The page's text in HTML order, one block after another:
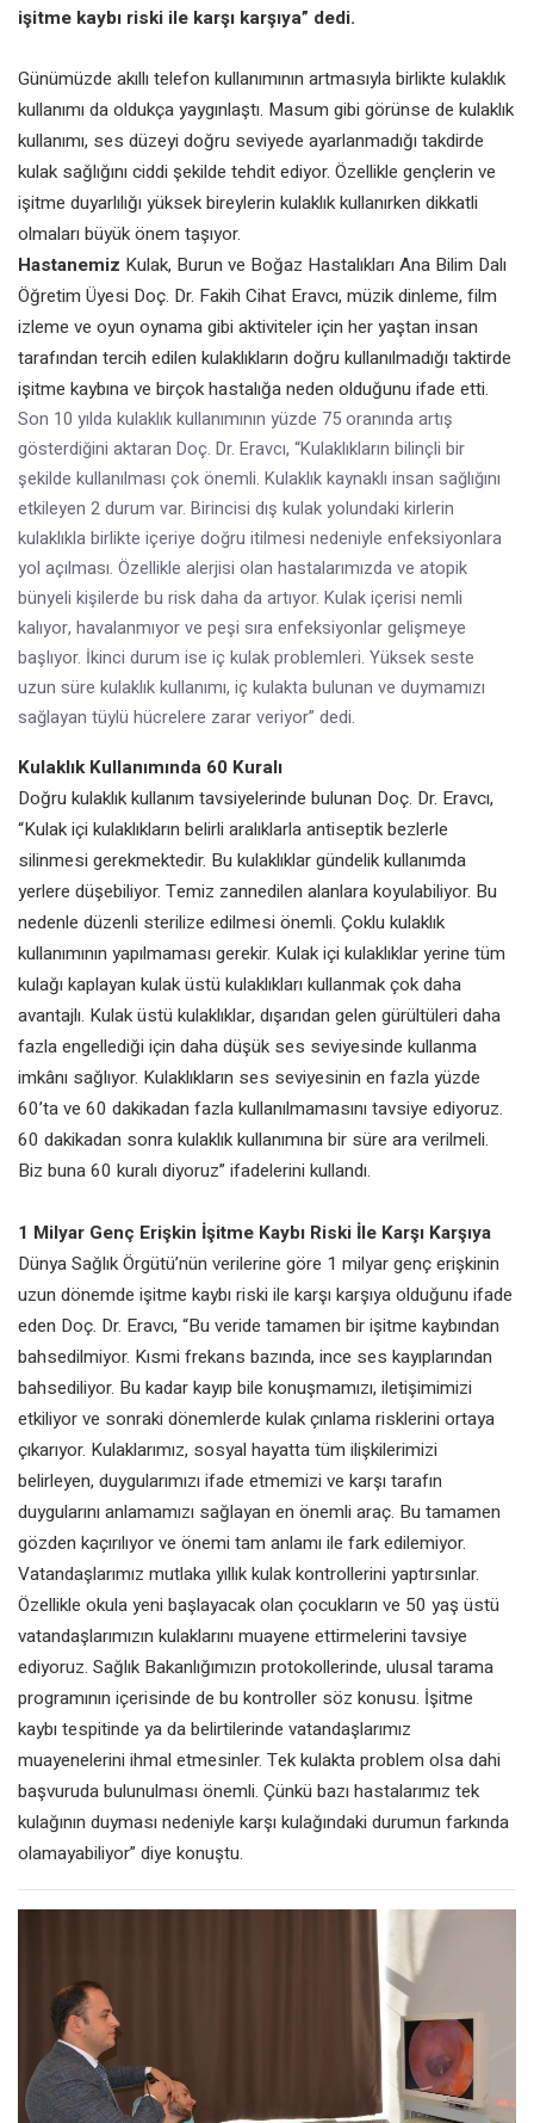
işitme kaybı riski ile karşı karşıya” dedi.
Günümüzde akıllı telefon kullanımının artmasıyla birlikte kulaklık
kullanımı da oldukça yaygınlaştı. Masum gibi görünse de kulaklık
kullanımı, ses düzeyi doğru seviyede ayarlanmadığı takdirde
kulak sağlığını ciddi şekilde tehdit ediyor. Özellikle gençlerin ve
işitme duyarlılığı yüksek bireylerin kulaklık kullanırken dikkatli
olmaları büyük önem taşıyor.
Hastanemiz Kulak, Burun ve Boğaz Hastalıkları Ana Bilim Dalı
Öğretim Üyesi Doç. Dr. Fakih Cihat Eravcı, müzik dinleme, film
izleme ve oyun oynama gibi aktiviteler için her yaştan insan
tarafından tercih edilen kulaklıkların doğru kullanılmadığı taktirde
işitme kaybına ve birçok hastalığa neden olduğunu ifade etti.
Son 10 yılda kulaklık kullanımının yüzde 75 oranında artış
gösterdiğini aktaran Doç. Dr. Eravcı, “Kulaklıkların bilinçli bir
şekilde kullanılması çok önemli. Kulaklık kaynaklı insan sağlığını
etkileyen 2 durum var. Birincisi dış kulak yolundaki kirlerin
kulaklıkla birlikte içeriye doğru itilmesi nedeniyle enfeksiyonlara
yol açılması. Özellikle alerjisi olan hastalarımızda ve atopik
bünyeli kişilerde bu risk daha da artıyor. Kulak içerisi nemli
kalıyor, havalanmıyor ve peşi sıra enfeksiyonlar gelişmeye
başlıyor. İkinci durum ise iç kulak problemleri. Yüksek seste
uzun süre kulaklık kullanımı, iç kulakta bulunan ve duymamızı
sağlayan tüylü hücrelere zarar veriyor” dedi.
Kulaklık Kullanımında 60 Kuralı
Doğru kulaklık kullanım tavsiyelerinde bulunan Doç. Dr. Eravcı,
“Kulak içi kulaklıkların belirli aralıklarla antiseptik bezlerle
silinmesi gerekmektedir. Bu kulaklıklar gündelik kullanımda
yerlere düşebiliyor. Temiz zannedilen alanlara koyulabiliyor. Bu
nedenle düzenli sterilize edilmesi önemli. Çoklu kulaklık
kullanımının yapılmaması gerekir. Kulak içi kulaklıklar yerine tüm
kulağı kaplayan kulak üstü kulaklıkları kullanmak çok daha
avantajlı. Kulak üstü kulaklıklar, dışarıdan gelen gürültüleri daha
fazla engellediği için daha düşük ses seviyesinde kullanma
imkânı sağlıyor. Kulaklıkların ses seviyesinin en fazla yüzde
60’ta ve 60 dakikadan fazla kullanılmamasını tavsiye ediyoruz.
60 dakikadan sonra kulaklık kullanımına bir süre ara verilmeli.
Biz buna 60 kuralı diyoruz” ifadelerini kullandı.
1 Milyar Genç Erişkin İşitme Kaybı Riski İle Karşı Karşıya
Dünya Sağlık Örgütü’nün verilerine göre 1 milyar genç erişkinin
uzun dönemde işitme kaybı riski ile karşı karşıya olduğunu ifade
eden Doç. Dr. Eravcı, “Bu veride tamamen bir işitme kaybından
bahsedilmiyor. Kısmi frekans bazında, ince ses kayıplarından
bahsediliyor. Bu kadar kayıp bile konuşmamızı, iletişimimizi
etkiliyor ve sonraki dönemlerde kulak çınlama risklerini ortaya
çıkarıyor. Kulaklarımız, sosyal hayatta tüm ilişkilerimizi
belirleyen, duygularımızı ifade etmemizi ve karşı tarafın
duygularını anlamamızı sağlayan en önemli araç. Bu tamamen
gözden kaçırılıyor ve önemi tam anlamı ile fark edilemiyor.
Vatandaşlarımız mutlaka yıllık kulak kontrollerini yaptırsınlar.
Özellikle okula yeni başlayacak olan çocukların ve 50 yaş üstü
vatandaşlarımızın kulaklarını muayene ettirmelerini tavsiye
ediyoruz. Sağlık Bakanlığımızın protokollerinde, ulusal tarama
programının içerisinde de bu kontroller söz konusu. İşitme
kaybı tespitinde ya da belirtilerinde vatandaşlarımız
muayenelerini ihmal etmesinler. Tek kulakta problem olsa dahi
başvuruda bulunulması önemli. Çünkü bazı hastalarımız tek
kulağının duyması nedeniyle karşı kulağındaki durumun farkında
olamayabiliyor” diye konuştu.